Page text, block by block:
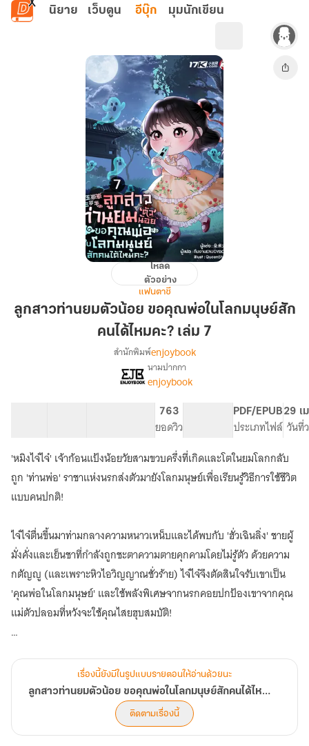
ข้ามไปยังเนื้อหาหลัก
นิยาย เว็บตูน อีบุ๊ก มุมนักเขียน
ลูกสาว
ยม
น้อย
ใน
มนุษย์
สัก
คน
ได้
เล่ม
7
โหลด
ตัวอย่าง
แฟนตาซี
ลูกสาวท่านยมตัวน้อย ขอคุณพ่อในโลกมนุษย์สัก
คนได้ไหมคะ? เล่ม 7
เรื่อง
ลูกสาว
ท่าน
ยม
ตัว
น้อย
ขอ
คุณ
พ่อ
สัก
คน
ได้
ไหม
คะ?
สำนักพิมพ์enjoybook
นามปากกา
enjoybook
763
ยอดวิว
PDF/EPUB
ประเภทไฟล์
29 เ
วันที่
'หมิงไจ๋ไจ๋' เจ้าก้อนแป้งน้อยวัยสามขวบครึ่งที่เกิดและโตในยมโลกกลับ
ถูก 'ท่านพ่อ' ราชาแห่งนรกส่งตัวมายังโลกมนุษย์เพื่อเรียนรู้วิธีการใช้ชีวิต
แบบคนปกติ!
ไจ๋ไจ๋ตื่นขึ้นมาท่ามกลางความหนาวเหน็บและได้พบกับ 'ฮั่วเฉินลิ่ง' ชายผู้
มั่งคั่งและเย็นชาที่กำลังถูกชะตาความตายคุกคามโดยไม่รู้ตัว ด้วยความ
กตัญญู (และเพราะหิวไอวิญญาณชั่วร้าย) ไจ๋ไจ๋จึงตัดสินใจรับเขาเป็น
'คุณพ่อในโลกมนุษย์' และใช้พลังพิเศษจากนรกคอยปกป้องเขาจากคุณ
แม่ตัวปลอมที่หวังจะใช้คุณไสยฮุบสมบัติ!
ลาภเมื่อมีหนูน้อยที่ชอบ 'กิน' ความโชคร้ายเป็นอาหารเย็น มาคอยป่วน
และคอยช่วยให้ตระกูลฮั่วกลายเป็นเศรษฐีอันดับหนึ่งของประเทศด้วย
ความน่ารักปนแสบ! (บทที่ 241-280) ได้ที่ enjoybook.co
เรื่องนี้ยังมีในรูปแบบรายตอนให้อ่านด้วยนะ
ลูกสาวท่านยมตัวน้อย ขอคุณพ่อในโลกมนุษย์สักคนได้ไหมคะ?
ติดตามเรื่องนี้